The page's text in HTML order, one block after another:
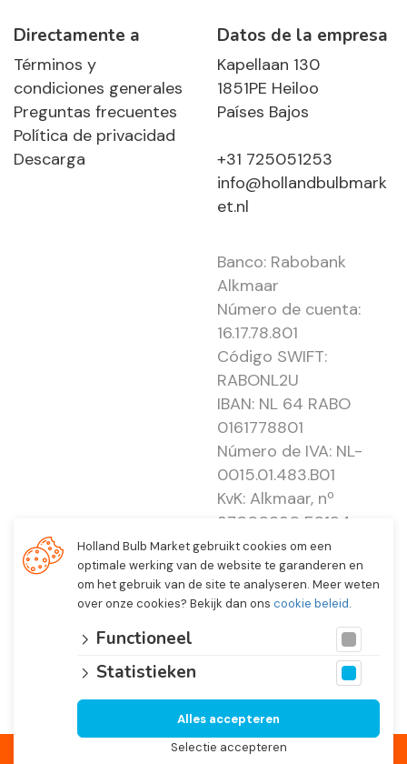
Directamente a
Términos y
condiciones generales
Preguntas frecuentes
Política de privacidad
Descarga
Datos de la empresa
Kapellaan 130
1851PE Heiloo
Países Bajos
+31 725051253
info@hollandbulbmark
et.nl
Banco: Rabobank
Alkmaar
Número de cuenta:
16.17.78.801
Código SWIFT:
RABONL2U
IBAN: NL 64 RABO
0161778801
Número de IVA: NL-
0015.01.483.B01
KvK: Alkmaar, nº
37000830 E0194 -
EBO 505
© 2026 Holland Bulb Market, HeilooPaíses Bajos
Holland Bulb Market gebruikt cookies om een
optimale werking van de website te garanderen en
om het gebruik van de site te analyseren. Meer weten
over onze cookies? Bekijk dan ons cookie beleid.
Functioneel
Statistieken
Selectie accepteren
Alles accepteren